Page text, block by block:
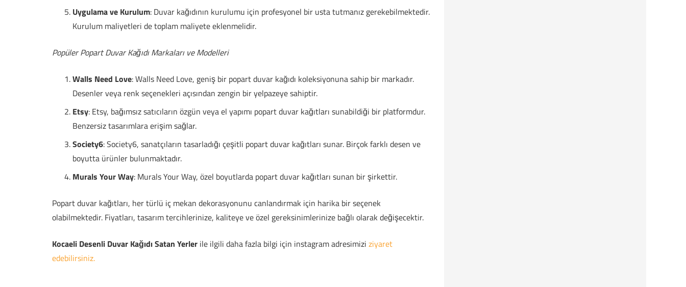
Uygulama ve Kurulum: Duvar kağıdının kurulumu için profesyonel bir usta tutmanız gerekebilmektedir.
Kurulum maliyetleri de toplam maliyete eklenmelidir.
Popüler Popart Duvar Kağıdı Markaları ve Modelleri
Walls Need Love: Walls Need Love, geniş bir popart duvar kağıdı koleksiyonuna sahip bir markadır.
Desenler veya renk seçenekleri açısından zengin bir yelpazeye sahiptir.
Etsy: Etsy, bağımsız satıcıların özgün veya el yapımı popart duvar kağıtları sunabildiği bir platformdur.
Benzersiz tasarımlara erişim sağlar.
Society6: Society6, sanatçıların tasarladığı çeşitli popart duvar kağıtları sunar. Birçok farklı desen ve
boyutta ürünler bulunmaktadır.
Murals Your Way: Murals Your Way, özel boyutlarda popart duvar kağıtları sunan bir şirkettir.
Popart duvar kağıtları, her türlü iç mekan dekorasyonunu canlandırmak için harika bir seçenek
olabilmektedir. Fiyatları, tasarım tercihlerinize, kaliteye ve özel gereksinimlerinize bağlı olarak değişecektir.
Kocaeli Desenli Duvar Kağıdı Satan Yerler ile ilgili daha fazla bilgi için instagram adresimizi ziyaret
edebilirsiniz.